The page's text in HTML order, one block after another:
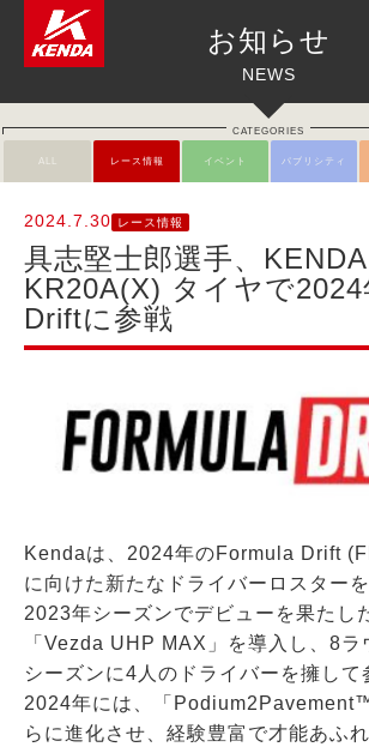
お知らせ
NEWS
CATEGORIES
ALL レース情報 イベント パブリシティ
2024.7.30 レース情報
具志堅士郎選手、KENDA
KR20A(X) タイヤで
Driftに参戦
Kendaは、2024年のFormula Drift
に向けた新たなドライバーロスター
2023年シーズンでデビューを果たし
「Vezda UHP MAX」を導入し、8ラ
シーズンに4人のドライバーを擁して
2024年には、「
らに進化させ、経験豊富で才能あふ